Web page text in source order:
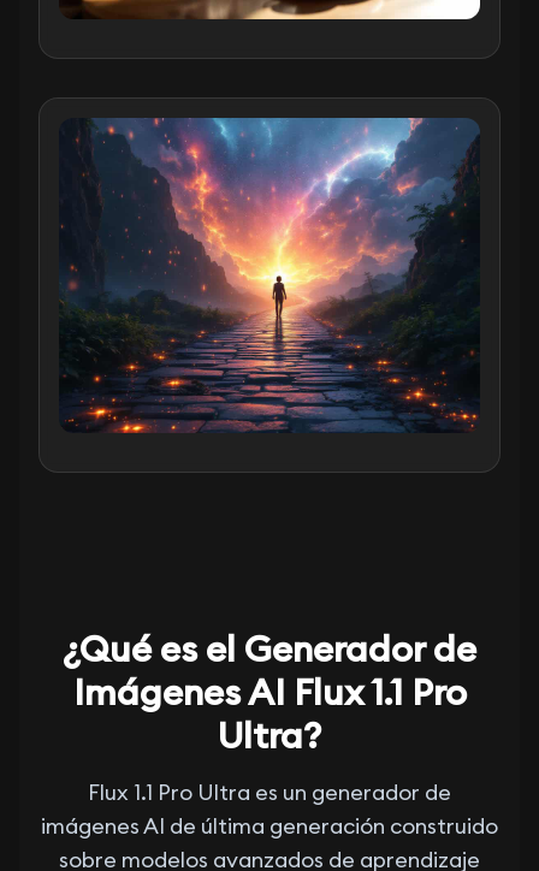
¿Qué es el Generador de
Imágenes AI Flux 1.1 Pro
Ultra?
Flux 1.1 Pro Ultra es un generador de
imágenes AI de última generación construido
sobre modelos avanzados de aprendizaje